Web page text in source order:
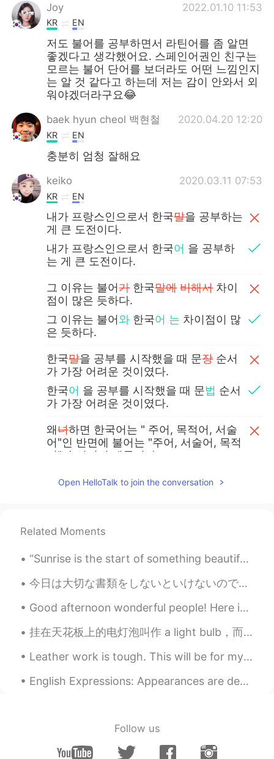
Joy 2022.01.10 11:53
KR EN
저도 불어를 공부하면서 라틴어를 좀 알면
좋겠다고 생각했어요. 스페인어권인 친구는
모르는 불어 단어를 보더라도 어떤 느낌인지
는 알 것 같다고 하는데 저는 감이 안와서 외
워야겠더라구요😂
baek hyun cheol 백현철 2020.04.20 12:20
KR EN
충분히 엄청 잘해요
keiko 2020.03.11 07:53
KR EN
내가 프랑스인으로서 한국말을 공부하는
게 큰 도전이다.
내가 프랑스인으로서 한국어 을 공부하
는 게 큰 도전이다.
그 이유는 불어가한국말에 비해서차이
점이 많은 듯하다.
그 이유는 불어와 한국어 는 차이점이 많
은 듯하다.
한국말을 공부를 시작했을 때 문장순서
가 가장 어려운 것이였다.
한국어 을 공부를 시작했을 때 문법 순서
가 가장 어려운 것이였다.
왜녀하면 한국어는 " 주어, 목적어, 서술
어"인 반면에 불어는 "주어, 서술어, 목적
어" 순서이기 때문이다.
어"인 반면에 불어는 "주어, 서술어, 목적
이는지금도
거의 3년만에
럽게 파악할 수 없다.
년이나 된 지금도 긴 문장의 순서를 자연
번째어려운규칙은높임법이었다.
한국말을 공부할때 가장 어려운두번째
불어는 한국말과 달리언어의 형태가
Open HelloTalk to join the conversation
Related Moments
“Sunrise is the start of something beautiful: the day. Sunset is the start of something beautiful...
今日は大切な書類をしないといけないので、スタバに行って書類をした Today I must do some important paperwork, so I went to Starbucks...
Good afternoon wonderful people! Here is a new tongue twister for you! King Thistle stuck a tho...
挂在天花板上的电灯泡叫作 a light bulb，而当两个人在约会时，若在场有个不解风情的第三者，你知道这样子的「电灯泡」在英文中要怎么说吗？ a / the third wheel 电...
Leather work is tough. This will be for my father for father's day this Sunday. It is a leather g...
English Expressions: Appearances are deceiving! Dialogue Suzan: Get a load of that little gir...
Follow us